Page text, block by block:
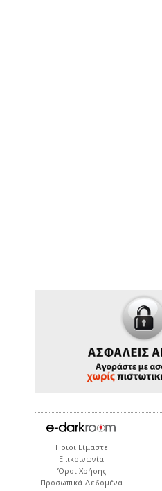
Ποιοι Είμαστε
Επικοινωνία
Όροι Χρήσης
Προσωπικά Δεδομένα